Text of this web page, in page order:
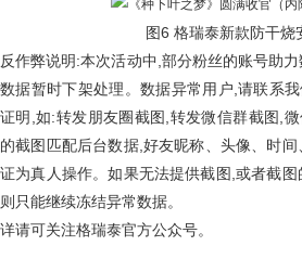
图6 格瑞泰新款防干烧
反作弊说明:本次活动中,部分粉丝的账号助
数据暂时下架处理。数据异常用户,请联系
证明,如:转发朋友圈截图,转发微信群截图,
的截图匹配后台数据,好友昵称、头像、时
证为真人操作。如果无法提供截图,或者截图
则只能继续冻结异常数据。
详请可关注格瑞泰官方公众号。